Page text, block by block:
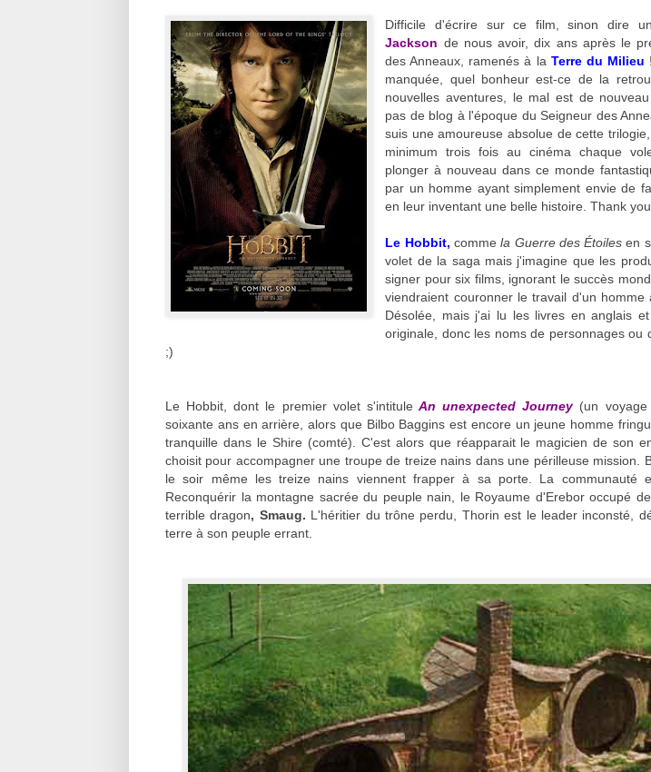
Difficile d'écrire sur ce film, sinon dire
Jackson de nous avoir, dix ans après le
des Anneaux, ramenés à la Terre du Milieu
manquée, quel bonheur est-ce de la
nouvelles aventures, le mal est de
pas de blog à l'époque du Seigneur des
suis une amoureuse absolue de cette
minimum trois fois au cinéma chaque
plonger à nouveau dans ce monde
par un homme ayant simplement envie de
en leur inventant une belle histoire. Thank
Le Hobbit, commela Guerre des Étoiles en
volet de la saga mais j'imagine que les
signer pour six films, ignorant le succès
viendraient couronner le travail d'un homme
Désolée, mais j'ai lu les livres en anglais
originale, donc les noms de personnages ou
;)
Le Hobbit, dont le premier volet s'intitule An unexpected Journey(un voyage
soixante ans en arrière, alors que Bilbo Baggins est encore un jeune homme
tranquille dans le Shire (comté). C'est alors que réapparait le magicien de son
choisit pour accompagner une troupe de treize nains dans une périlleuse mission.
le soir même les treize nains viennent frapper à sa porte. La communauté
Reconquérir la montagne sacrée du peuple nain, le Royaume d'Erebor occupé
terrible dragon, Smaug. L'héritier du trône perdu, Thorin est le leader inconsté,
terre à son peuple errant.